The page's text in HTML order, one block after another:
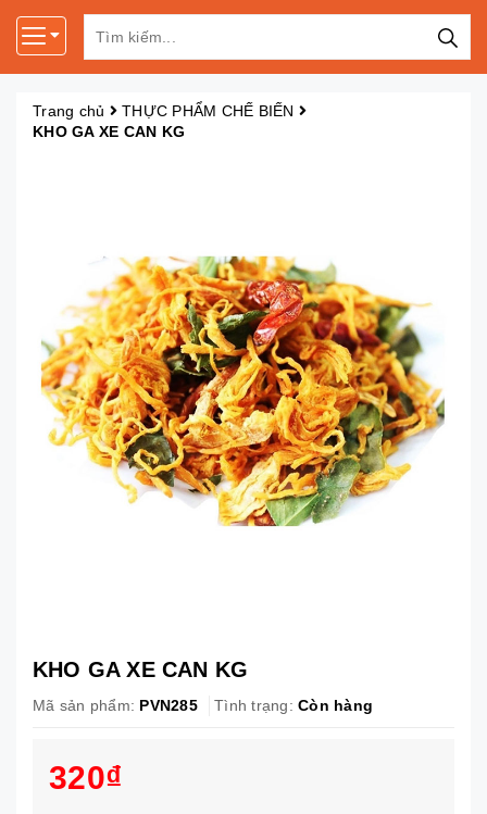
Trang chủ
THỰC PHẨM CHẾ BIẾN
KHO GA XE CAN KG
KHO GA XE CAN KG
Mã sản phẩm: PVN285 Tình trạng: Còn hàng
320₫